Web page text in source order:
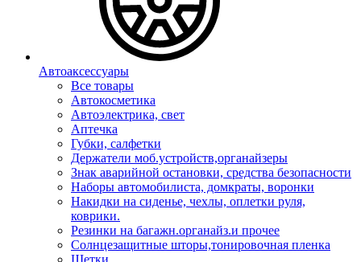
Автоаксессуары
Все товары
Автокосметика
Автоэлектрика, свет
Аптечка
Губки, салфетки
Держатели моб.устройств,органайзеры
Знак аварийной остановки, средства безопасности
Наборы автомобилиста, домкраты, воронки
Накидки на сиденье, чехлы, оплетки руля,
коврики.
Резинки на багажн.органайз.и прочее
Солнцезащитные шторы,тонировочная пленка
Щетки